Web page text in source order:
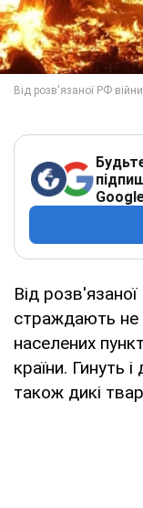
Від розв'язаної
страждають не
населених
країни. Гинуть
також дикі